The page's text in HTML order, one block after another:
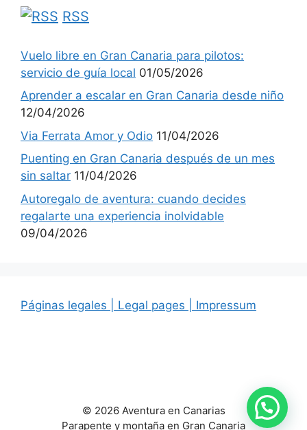
RSS
Vuelo libre en Gran Canaria para pilotos:
servicio de guía local 01/05/2026
Aprender a escalar en Gran Canaria desde niño
12/04/2026
Via Ferrata Amor y Odio 11/04/2026
Puenting en Gran Canaria después de un mes
sin saltar 11/04/2026
Autoregalo de aventura: cuando decides
regalarte una experiencia inolvidable
09/04/2026
Páginas legales | Legal pages | Impressum
© 2026 Aventura en Canarias
Parapente y montaña en Gran Canaria